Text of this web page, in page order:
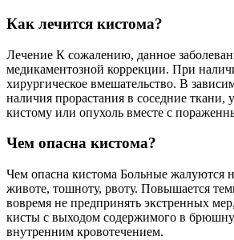
Как лечится кистома?
Лечение К сожалению, данное
медикаментозной коррекции. При
хирургическое вмешательство. В
наличия прорастания в соседние ткани,
кистому или опухоль вместе с
Чем опасна кистома?
Чем опасна кистома Больные жалуются
животе, тошноту, рвоту. Повышается
вовремя не предпринять экстренных
кисты с выходом содержимого в
внутренним кровотечением.